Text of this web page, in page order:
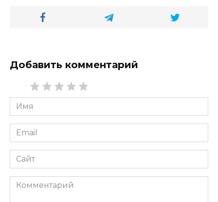
Добавить комментарий
Имя
*
Email
*
Сайт
Комментарий